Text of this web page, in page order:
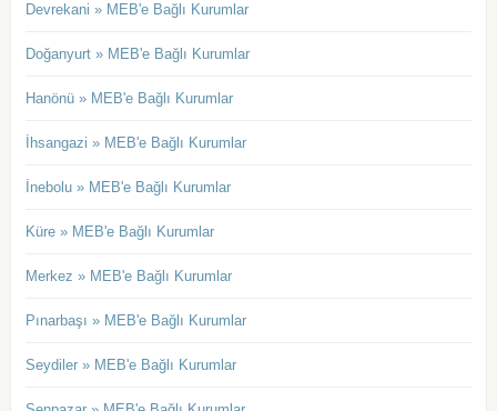
Devrekani » MEB'e Bağlı Kurumlar
Doğanyurt » MEB'e Bağlı Kurumlar
Hanönü » MEB'e Bağlı Kurumlar
İhsangazi » MEB'e Bağlı Kurumlar
İnebolu » MEB'e Bağlı Kurumlar
Küre » MEB'e Bağlı Kurumlar
Merkez » MEB'e Bağlı Kurumlar
Pınarbaşı » MEB'e Bağlı Kurumlar
Seydiler » MEB'e Bağlı Kurumlar